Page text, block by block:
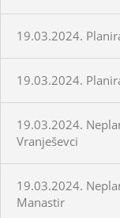
19.03.2024.
19.03.2024.
19.03.2024.
Vranješevci
19.03.2024.
Manastir